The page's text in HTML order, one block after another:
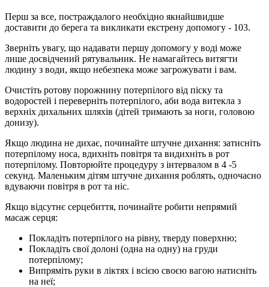
Перш за все, постраждалого необхідно якнайшвидше
доставити до берега та викликати екстрену допомогу - 103.
Зверніть увагу, що надавати першу допомогу у воді може
лише досвідчений рятувальник. Не намагайтесь витягти
людину з води, якщо небезпека може загрожувати і вам.
Очистіть ротову порожнину потерпілого від піску та
водоростей і переверніть потерпілого, аби вода витекла з
верхніх дихальних шляхів (дітей тримають за ноги, головою
донизу).
Якщо людина не дихає, починайте штучне дихання: затисніть
потерпілому носа, вдихніть повітря та видихніть в рот
потерпілому. Повторюйте процедуру з інтервалом в 4 -5
секунд. Маленьким дітям штучне дихання роблять, одночасно
вдуваючи повітря в рот та ніс.
Якщо відсутнє серцебиття, починайте робити непрямий
масаж серця:
Покладіть потерпілого на рівну, тверду поверхню;
Покладіть свої долоні (одна на одну) на груди
потерпілому;
Випряміть руки в ліктях і всією своєю вагою натисніть
на неї;